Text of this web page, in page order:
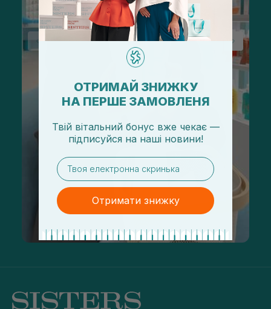
ОТРИМАЙ ЗНИЖКУ
НА ПЕРШЕ ЗАМОВЛЕНЯ
Твій вітальний бонус вже чекає —
підписуйся на наші новини!
email
Отримати знижку